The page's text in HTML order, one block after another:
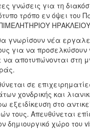
γνώσεις για τη
τρόπο εν όψει
γνωρίσουν νέα
για να
να αποτυπώνονται
σε
χονδρικής και
εξειδίκευση στο
τους. Απευθύνεται
δημιουργικό χώρο του